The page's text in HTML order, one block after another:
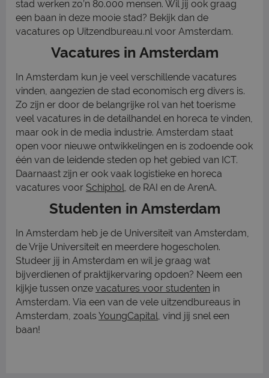
stad werken zo’n 80.000 mensen. Wil jij ook graag
een baan in deze mooie stad? Bekijk dan de
vacatures op Uitzendbureau.nl voor Amsterdam.
Vacatures in Amsterdam
In Amsterdam kun je veel verschillende vacatures
vinden, aangezien de stad economisch erg divers is.
Zo zijn er door de belangrijke rol van het toerisme
veel vacatures in de detailhandel en horeca te vinden,
maar ook in de media industrie. Amsterdam staat
open voor nieuwe ontwikkelingen en is zodoende ook
één van de leidende steden op het gebied van ICT.
Daarnaast zijn er ook vaak logistieke en horeca
vacatures voor Schiphol, de RAI en de ArenA.
Studenten in Amsterdam
In Amsterdam heb je de Universiteit van Amsterdam,
de Vrije Universiteit en meerdere hogescholen.
Studeer jij in Amsterdam en wil je graag wat
bijverdienen of praktijkervaring opdoen? Neem een
kijkje tussen onze vacatures voor studenten in
Amsterdam. Via een van de vele uitzendbureaus in
Amsterdam, zoals YoungCapital, vind jij snel een
baan!